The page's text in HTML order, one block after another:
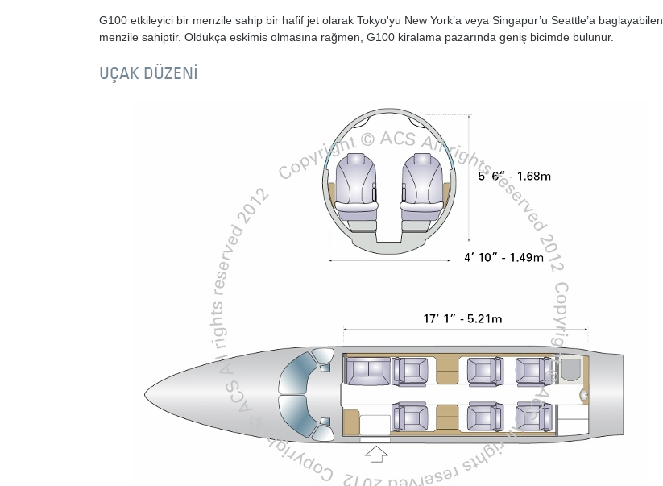
G100 etkileyici bir menzile sahip bir hafif jet olarak Tokyo'yu New York’a veya Singapur’u Seattle’a baglayabilen
menzile sahiptir. Oldukça eskimis olmasına rağmen, G100 kiralama pazarında geniş bicimde bulunur.
UÇAK DÜZENİ